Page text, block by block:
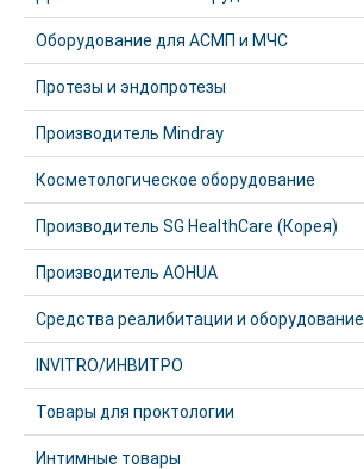
Оборудование для АСМП и МЧС
Протезы и эндопротезы
Производитель Mindray
Косметологическое оборудование
Производитель SG HealthCare (Корея)
Производитель AOHUA
Средства реалибитации и оборудование
INVITRO/ИНВИТРО
Товары для проктологии
Интимные товары